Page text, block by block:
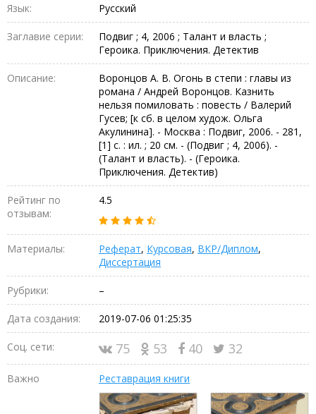
Язык: Русский
Заглавие серии:
Подвиг ; 4, 2006 ; Талант и власть ;
Героика. Приключения. Детектив
Описание:
Воронцов А. В. Огонь в степи : главы из
романа / Андрей Воронцов. Казнить
нельзя помиловать : повесть / Валерий
Гусев; [к сб. в целом худож. Ольга
Акулинина]. - Москва : Подвиг, 2006. - 281,
[1] с. : ил. ; 20 см. - (Подвиг ; 4, 2006). -
(Талант и власть). - (Героика.
Приключения. Детектив)
Рейтинг по
отзывам:
4.5
Материалы: Реферат, Курсовая, ВКР/Диплом,
Диссертация
Рубрики: –
Дата создания: 2019-07-06 01:25:35
Соц. сети: 75 53 40 32
Важно Реставрация книги